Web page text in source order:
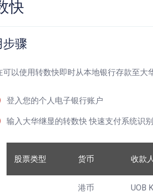
快
骤
可以使用转数快即时从本地银行存款至大
登入您的个人电子银行账户
输入大华继显的转数快 快速支付系统识
股票类型 货币 收款
港币 UOB